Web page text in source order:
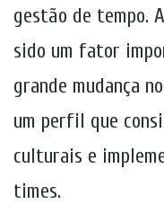
gestão de tempo.
sido um fator
grande mudança
um perfil que
culturais e
times.